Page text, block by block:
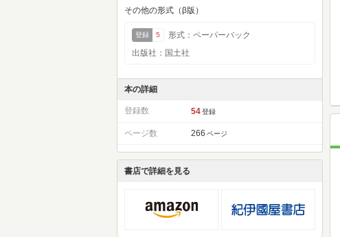
その他の形式（β版）
登録 5
形式：ペーパーバック
出版社：国土社
本の詳細
登録数 54 登録
ページ数 266 ページ
書店で詳細を見る